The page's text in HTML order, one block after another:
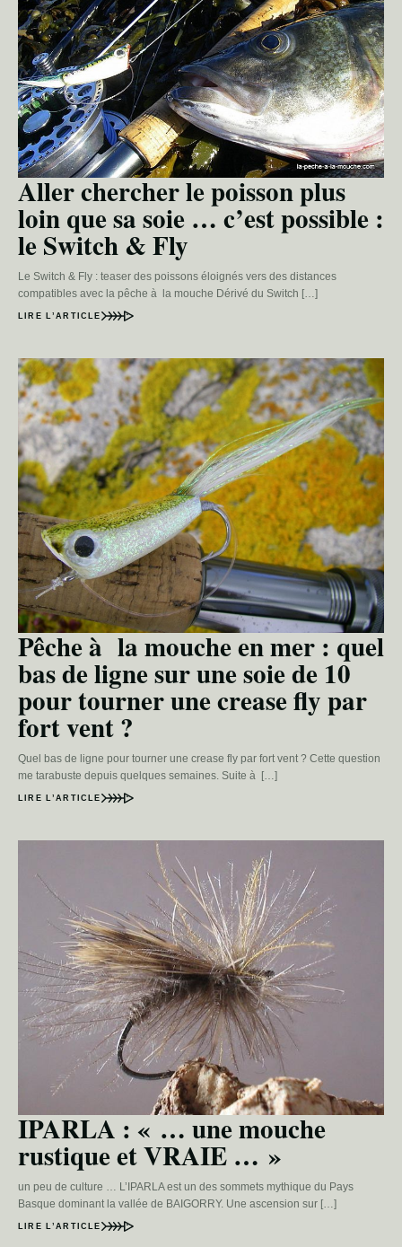
Aller chercher le poisson plus
loin que sa soie … c’est possible :
le Switch & Fly
Le Switch & Fly : teaser des poissons éloignés vers des distances
compatibles avec la pêche à la mouche Dérivé du Switch […]
LIRE L’ARTICLE
Pêche à la mouche en mer : quel
bas de ligne sur une soie de 10
pour tourner une crease fly par
fort vent ?
Quel bas de ligne pour tourner une crease fly par fort vent ? Cette question
me tarabuste depuis quelques semaines. Suite à […]
LIRE L’ARTICLE
IPARLA : « … une mouche
rustique et VRAIE … »
un peu de culture … L’IPARLA est un des sommets mythique du Pays
Basque dominant la vallée de BAIGORRY. Une ascension sur […]
LIRE L’ARTICLE